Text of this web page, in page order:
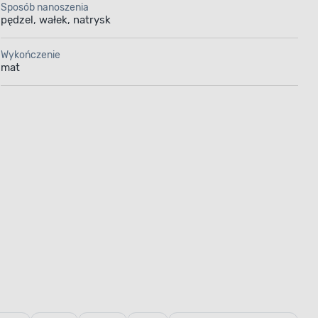
Beżowy
Sposób nanoszenia
pędzel, wałek, natrysk
Wykończenie
mat